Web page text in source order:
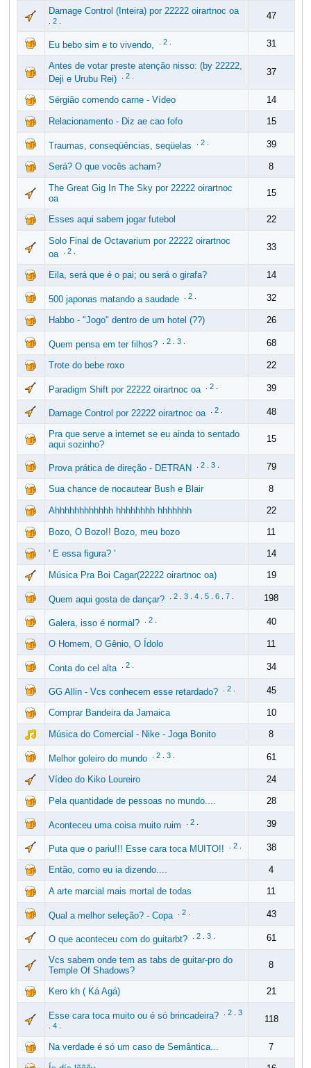
Damage Control (Inteira) por 22222 oirartnoc oa
2. 47
Eu bebo sim e to vivendo, 2. 31
Antes de votar preste atenção nisso: (by 22222,
Deji e Urubu Rei)
2. 37
Sérgião comendo carne - Vídeo 14
Relacionamento - Diz ae cao fofo 15
Traumas, conseqüências, seqüelas 2. 39
Será? O que vocês acham? 8
The Great Gig In The Sky por 22222 oirartnoc
oa
15
Esses aqui sabem jogar futebol 22
Solo Final de Octavarium por 22222 oirartnoc
oa
2. 33
Eila, será que é o pai; ou será o girafa? 14
500 japonas matando a saudade 2. 32
Habbo - "Jogo" dentro de um hotel (??) 26
Quem pensa em ter filhos? 2. 3. 68
Trote do bebe roxo 22
Paradigm Shift por 22222 oirartnoc oa 2. 39
Damage Control por 22222 oirartnoc oa 2. 48
Pra que serve a internet se eu ainda to sentado
aqui sozinho?
15
Prova prática de direção - DETRAN 2. 3. 79
Sua chance de nocautear Bush e Blair 8
Ahhhhhhhhhhhh hhhhhhhh hhhhhhh 22
Bozo, O Bozo!! Bozo, meu bozo 11
' E essa figura? ' 14
Música Pra Boi Cagar(22222 oirartnoc oa) 19
Quem aqui gosta de dançar? 2. 3. 4. 5. 6. 7. 198
Galera, isso é normal? 2. 40
O Homem, O Gênio, O Ídolo 11
Conta do cel alta 2. 34
GG Allin - Vcs conhecem esse retardado? 2. 45
Comprar Bandeira da Jamaica 10
Música do Comercial - Nike - Joga Bonito 8
Melhor goleiro do mundo 2. 3. 61
Vídeo do Kiko Loureiro 24
Pela quantidade de pessoas no mundo.... 28
Aconteceu uma coisa muito ruim 2. 39
Puta que o pariu!!! Esse cara toca MUITO!! 2. 38
Então, como eu ia dizendo.... 4
A arte marcial mais mortal de todas 11
Qual a melhor seleção? - Copa 2. 43
O que aconteceu com do guitarbt? 2. 3. 61
Vcs sabem onde tem as tabs de guitar-pro do
Temple Of Shadows?
8
Kero kh ( Ká Agá) 21
Esse cara toca muito ou é só brincadeira? 2. 3
4.
118
Na verdade é só um caso de Semântica... 7